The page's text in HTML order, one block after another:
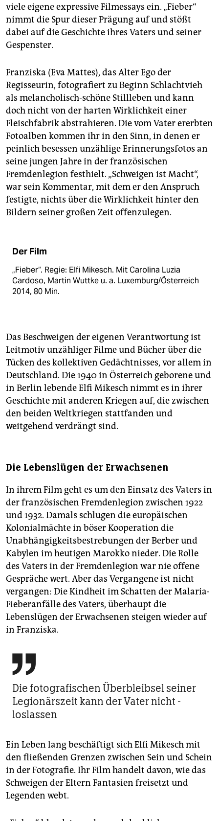
viele eigene expressive Filmessays ein. „Fieber“
nimmt die Spur dieser Prägung auf und stößt
dabei auf die Geschichte ihres Vaters und seiner
Gespenster.
Franziska (Eva Mattes), das Alter Ego der
Regisseurin, fotografiert zu Beginn Schlachtvieh
als melancholisch-schöne Stillleben und kann
doch nicht von der harten Wirklichkeit einer
Fleischfabrik abstrahieren. Die vom Vater ererbten
Fotoalben kommen ihr in den Sinn, in denen er
peinlich besessen unzählige Erinnerungsfotos an
seine jungen Jahre in der französischen
Fremdenlegion festhielt. „Schweigen ist Macht“,
war sein Kommentar, mit dem er den Anspruch
festigte, nichts über die Wirklichkeit hinter den
Bildern seiner großen Zeit offenzulegen.
Der Film
„Fieber“. Regie: Elfi Mikesch. Mit Carolina Luzia
Cardoso, Martin Wuttke u. a. Luxemburg/Österreich
2014, 80 Min.
Das Beschweigen der eigenen Verantwortung ist
Leitmotiv unzähliger Filme und Bücher über die
Tücken des kollektiven Gedächtnisses, vor allem in
Deutschland. Die 1940 in Österreich geborene und
in Berlin lebende Elfi Mikesch nimmt es in ihrer
Geschichte mit anderen Kriegen auf, die zwischen
den beiden Weltkriegen stattfanden und
weitgehend verdrängt sind.
Die Lebenslügen der Erwachsenen
In ihrem Film geht es um den Einsatz des Vaters in
der französischen Fremdenlegion zwischen 1922
und 1932. Damals schlugen die europäischen
Kolonialmächte in böser Kooperation die
Unabhängigkeitsbestrebungen der Berber und
Kabylen im heutigen Marokko nieder. Die Rolle
des Vaters in der Fremdenlegion war nie offene
Gespräche wert. Aber das Vergangene ist nicht
vergangen: Die Kindheit im Schatten der Malaria-
Fieberanfälle des Vaters, überhaupt die
Lebenslügen der Erwachsenen steigen wieder auf
in Franziska.

Die fotografischen Überbleibsel seiner
Legionärszeit kann der Vater nicht ­
loslassen
Ein Leben lang beschäftigt sich Elfi Mikesch mit
den fließenden Grenzen zwischen Sein und Schein
in der Fotografie. Ihr Film handelt davon, wie das
Schweigen der Eltern Fantasien freisetzt und
Legenden webt.